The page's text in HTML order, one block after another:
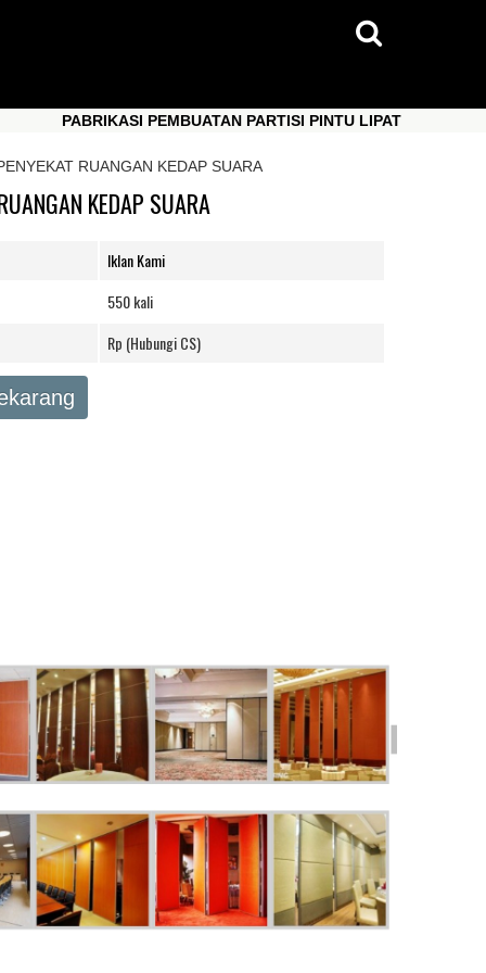
PABRIKASI PEMBUATAN PARTISI PINTU LIPAT
RUANGAN KEDAP SUARA
KEDAP SUARA
Iklan Kami
550 kali
Rp (Hubungi CS)